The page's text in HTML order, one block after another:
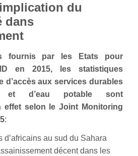
du
dans
fournis par les Etats pour
en 2015, l es statistiques
d’accès aux services durables
et d’eau potable sont
effet selon le Joint Monitoring
:
d’africains au sud du Sahara
décent dans les